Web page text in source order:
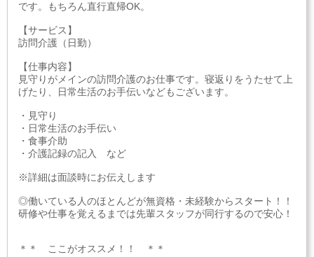
です。もちろん直行直帰OK。
【サービス】
訪問介護（日勤）
【仕事内容】
見守りがメインの訪問介護のお仕事です。寝返りをうたせて上
げたり、日常生活のお手伝いなどもございます。
・見守り
・日常生活のお手伝い
・食事介助
・介護記録の記入 など
※詳細は面談時にお伝えします
◎働いている人のほとんどが無資格・未経験からスタート！！
研修や仕事を覚えるまでは先輩スタッフが同行するので安心！
＊＊ ここがオススメ！！ ＊＊